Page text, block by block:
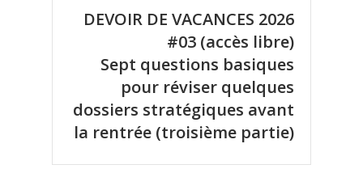
DEVOIR DE VACANCES 2026
#03 (accès libre)
Sept questions basiques
pour réviser quelques
dossiers stratégiques avant
la rentrée (troisième partie)